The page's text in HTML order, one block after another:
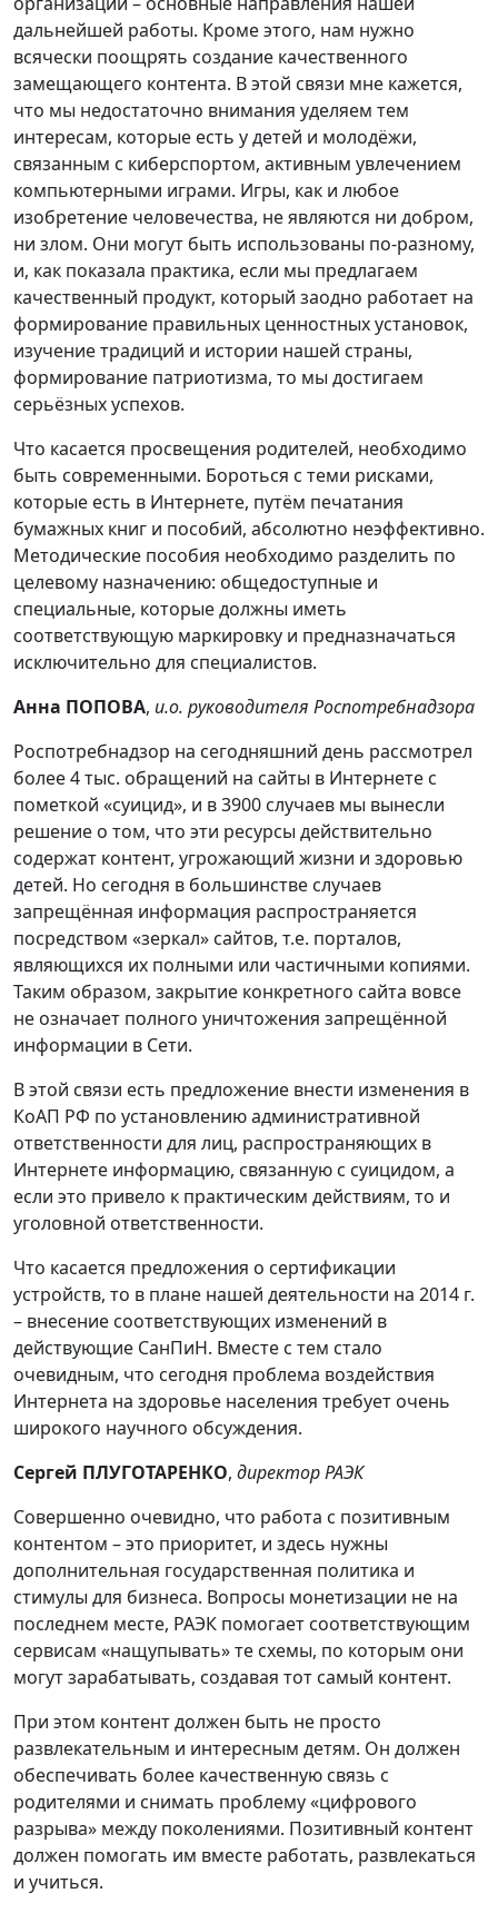
дальнейшей работы. Кроме этого, нам нужно
всячески поощрять создание качественного
замещающего контента. В этой связи мне кажется,
что мы недостаточно внимания уделяем тем
интересам, которые есть у детей и молодёжи,
связанным с киберспортом, активным увлечением
компьютерными играми. Игры, как и любое
изобретение человечества, не являются ни добром,
ни злом. Они могут быть использованы по-разному,
и, как показала практика, если мы предлагаем
качественный продукт, который заодно работает на
формирование правильных ценностных установок,
изучение традиций и истории нашей страны,
формирование патриотизма, то мы достигаем
серьёзных успехов.
Что касается просвещения родителей, необходимо
быть современными. Бороться с теми рисками,
которые есть в Интернете, путём печатания
бумажных книг и пособий, абсолютно неэффективно.
Методические пособия необходимо разделить по
целевому назначению: общедоступные и
специальные, которые должны иметь
соответствующую маркировку и предназначаться
исключительно для специалистов.
Анна ПОПОВА, и.о. руководителя Роспотребнадзора
Роспотребнадзор на сегодняшний день рассмотрел
более 4 тыс. обращений на сайты в Интернете с
пометкой «суицид», и в 3900 случаев мы вынесли
решение о том, что эти ресурсы действительно
содержат контент, угрожающий жизни и здоровью
детей. Но сегодня в большинстве случаев
запрещённая информация распространяется
посредством «зеркал» сайтов, т.е. порталов,
являющихся их полными или частичными копиями.
Таким образом, закрытие конкретного сайта вовсе
не означает полного уничтожения запрещённой
информации в Сети.
В этой связи есть предложение внести изменения в
КоАП РФ по установлению административной
ответственности для лиц, распространяющих в
Интернете информацию, связанную с суицидом, а
если это привело к практическим действиям, то и
уголовной ответственности.
Что касается предложения о сертификации
устройств, то в плане нашей деятельности на 2014 г.
– внесение соответствующих изменений в
действующие СанПиН. Вместе с тем стало
очевидным, что сегодня проблема воздействия
Интернета на здоровье населения требует очень
широкого научного обсуждения.
Сергей ПЛУГОТАРЕНКО, директор РАЭК
Совершенно очевидно, что работа с позитивным
контентом – это приоритет, и здесь нужны
дополнительная государственная политика и
стимулы для бизнеса. Вопросы монетизации не на
последнем месте, РАЭК помогает соответствующим
сервисам «нащупывать» те схемы, по которым они
могут зарабатывать, создавая тот самый контент.
При этом контент должен быть не просто
развлекательным и интересным детям. Он должен
обеспечивать более качественную связь с
родителями и снимать проблему «цифрового
разрыва» между поколениями. Позитивный контент
должен помогать им вместе работать, развлекаться
и учиться.